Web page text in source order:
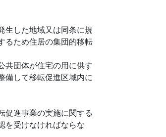
生した地域又は同条に規
るため住居の集団的移転
共団体が住宅の用に供す
備して移転促進区域内に
促進事業の実施に関する
を受けなければならな